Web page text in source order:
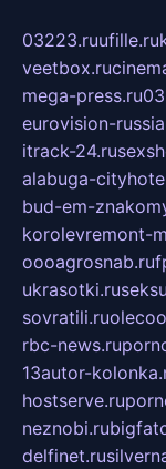
03223.ruufille.ru
veetbox.ru
mega-press.ru
eurovision-
itrack-24.ru
alabuga-
bud-em-
korolevremont-
oooagrosnab.ru
ukrasotki.ru
sovratili.ru
rbc-news.ru
13autor-
hostserve.ru
neznobi.ru
delfinet.ru